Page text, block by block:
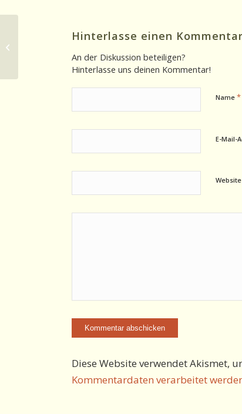
Hinterlasse einen Kommentar
An der Diskussion beteiligen?
Hinterlasse uns deinen Kommentar!
Name *
E-Mail-
Website
Diese Website verwendet Akismet,
Kommentardaten verarbeitet
Ohrsichten 12.02.2026: Diner an der
Route 66 in Arizona